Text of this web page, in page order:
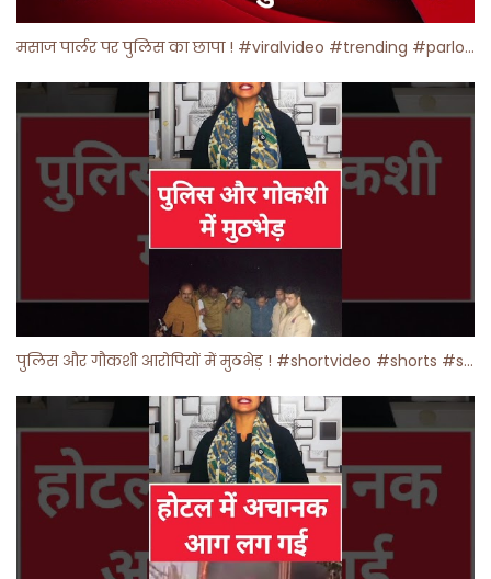
मसाज पार्लर पर पुलिस का छापा ! #viralvideo #trending #parlour
पुलिस और गौकशी आरोपियों में मुठभेड़ ! #shortvideo #shorts #shortsfeed